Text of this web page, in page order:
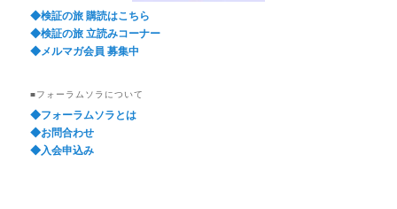
◆検証の旅 購読はこちら
◆検証の旅 立読みコーナー
◆メルマガ会員 募集中
■フォーラムソラについて
◆フォーラムソラとは
◆お問合わせ
◆入会申込み